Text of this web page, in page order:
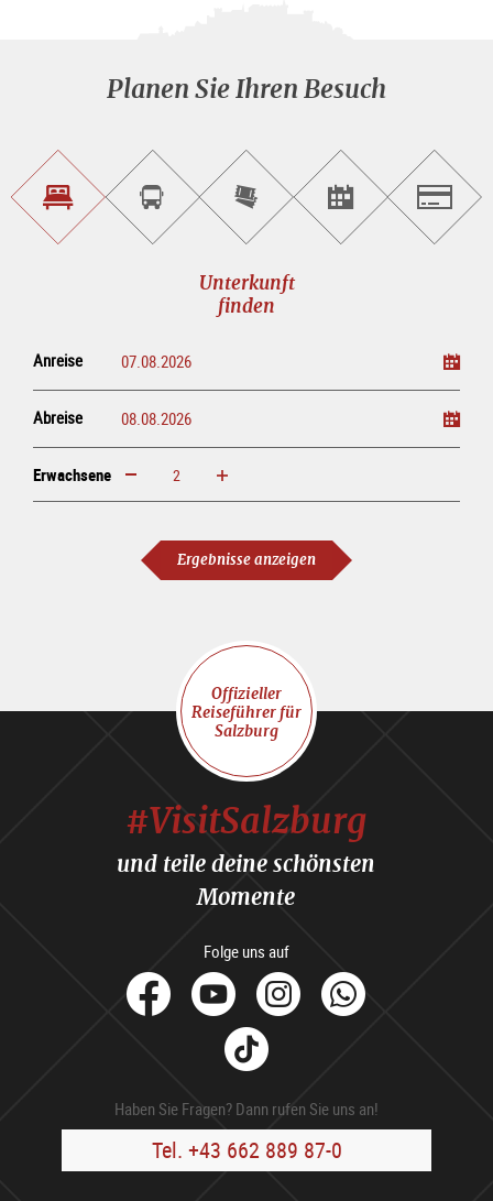
Planen Sie Ihren Besuch
Unterkunft<br>findenSightseeing<br>Tour
buchen
Tickets
online<br>kaufen
Events<br>finden
Unterkunft
finden
Anreise
Abreise
Erwachsene erhöhen verringern
Ergebnisse anzeigen
Offizieller
Reiseführer für
Salzburg
#VisitSalzburg
und teile deine schönsten
Momente
Folge uns auf
facebook
YoutubeInstagram
Tik
Tok
Haben Sie Fragen? Dann rufen Sie uns an!
Tel. +43 662 889 87-0